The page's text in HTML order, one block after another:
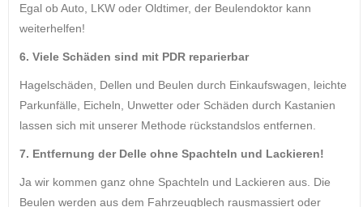
Egal ob Auto, LKW oder Oldtimer, der Beulendoktor kann
weiterhelfen!
6. Viele Schäden sind mit PDR reparierbar
Hagelschäden, Dellen und Beulen durch Einkaufswagen, leichte
Parkunfälle, Eicheln, Unwetter oder Schäden durch Kastanien
lassen sich mit unserer Methode rückstandslos entfernen.
7. Entfernung der Delle ohne Spachteln und Lackieren!
Ja wir kommen ganz ohne Spachteln und Lackieren aus. Die
Beulen werden aus dem Fahrzeugblech rausmassiert oder